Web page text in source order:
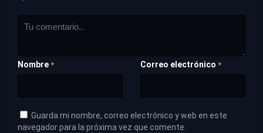
Nombre * Correo electrónico *
Guarda mi nombre, correo electrónico y web en este
navegador para la próxima vez que comente.